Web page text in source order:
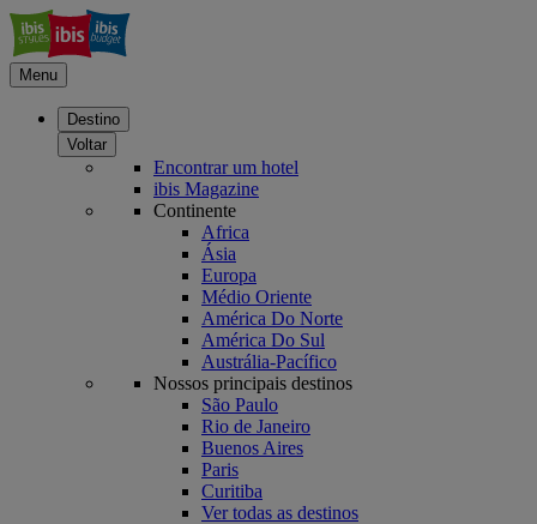
Menu
Destino
Voltar
Encontrar um hotel
ibis Magazine
Continente
Africa
Ásia
Europa
Médio Oriente
América Do Norte
América Do Sul
Austrália-Pacífico
Nossos principais destinos
São Paulo
Rio de Janeiro
Buenos Aires
Paris
Curitiba
Ver todas as destinos